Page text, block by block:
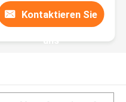
Kontaktieren Sie
uns